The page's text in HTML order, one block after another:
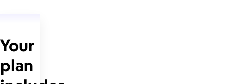
Your
plan